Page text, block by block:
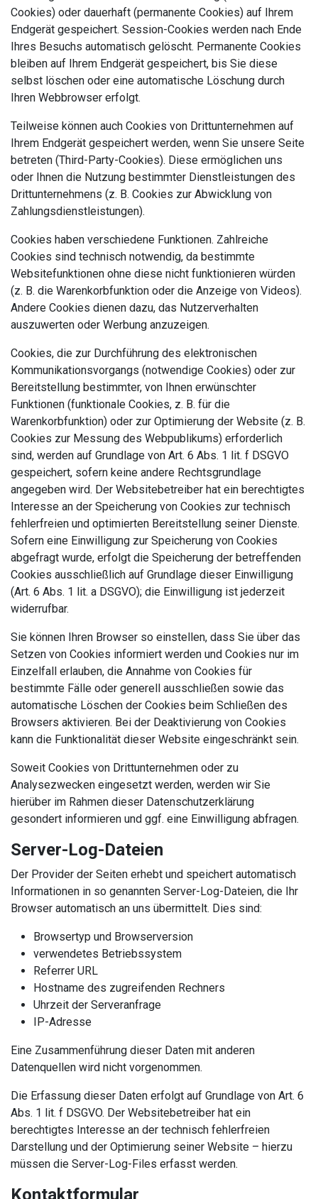
Cookies) oder dauerhaft (permanente Cookies) auf Ihrem
Endgerät gespeichert. Session-Cookies werden nach Ende
Ihres Besuchs automatisch gelöscht. Permanente Cookies
bleiben auf Ihrem Endgerät gespeichert, bis Sie diese
selbst löschen oder eine automatische Löschung durch
Ihren Webbrowser erfolgt.
Teilweise können auch Cookies von Drittunternehmen auf
Ihrem Endgerät gespeichert werden, wenn Sie unsere Seite
betreten (Third-Party-Cookies). Diese ermöglichen uns
oder Ihnen die Nutzung bestimmter Dienstleistungen des
Drittunternehmens (z. B. Cookies zur Abwicklung von
Zahlungsdienstleistungen).
Cookies haben verschiedene Funktionen. Zahlreiche
Cookies sind technisch notwendig, da bestimmte
Websitefunktionen ohne diese nicht funktionieren würden
(z. B. die Warenkorbfunktion oder die Anzeige von Videos).
Andere Cookies dienen dazu, das Nutzerverhalten
auszuwerten oder Werbung anzuzeigen.
Cookies, die zur Durchführung des elektronischen
Kommunikationsvorgangs (notwendige Cookies) oder zur
Bereitstellung bestimmter, von Ihnen erwünschter
Funktionen (funktionale Cookies, z. B. für die
Warenkorbfunktion) oder zur Optimierung der Website (z. B.
Cookies zur Messung des Webpublikums) erforderlich
sind, werden auf Grundlage von Art. 6 Abs. 1 lit. f DSGVO
gespeichert, sofern keine andere Rechtsgrundlage
angegeben wird. Der Websitebetreiber hat ein berechtigtes
Interesse an der Speicherung von Cookies zur technisch
fehlerfreien und optimierten Bereitstellung seiner Dienste.
Sofern eine Einwilligung zur Speicherung von Cookies
abgefragt wurde, erfolgt die Speicherung der betreffenden
Cookies ausschließlich auf Grundlage dieser Einwilligung
(Art. 6 Abs. 1 lit. a DSGVO); die Einwilligung ist jederzeit
widerrufbar.
Sie können Ihren Browser so einstellen, dass Sie über das
Setzen von Cookies informiert werden und Cookies nur im
Einzelfall erlauben, die Annahme von Cookies für
bestimmte Fälle oder generell ausschließen sowie das
automatische Löschen der Cookies beim Schließen des
Browsers aktivieren. Bei der Deaktivierung von Cookies
kann die Funktionalität dieser Website eingeschränkt sein.
Soweit Cookies von Drittunternehmen oder zu
Analysezwecken eingesetzt werden, werden wir Sie
hierüber im Rahmen dieser Datenschutzerklärung
gesondert informieren und ggf. eine Einwilligung abfragen.
Server-Log-Dateien
Der Provider der Seiten erhebt und speichert automatisch
Informationen in so genannten Server-Log-Dateien, die Ihr
Browser automatisch an uns übermittelt. Dies sind:
Browsertyp und Browserversion
verwendetes Betriebssystem
Referrer URL
Hostname des zugreifenden Rechners
Uhrzeit der Serveranfrage
IP-Adresse
Eine Zusammenführung dieser Daten mit anderen
Datenquellen wird nicht vorgenommen.
Die Erfassung dieser Daten erfolgt auf Grundlage von Art. 6
Abs. 1 lit. f DSGVO. Der Websitebetreiber hat ein
berechtigtes Interesse an der technisch fehlerfreien
Darstellung und der Optimierung seiner Website – hierzu
müssen die Server-Log-Files erfasst werden.
Kontaktformular